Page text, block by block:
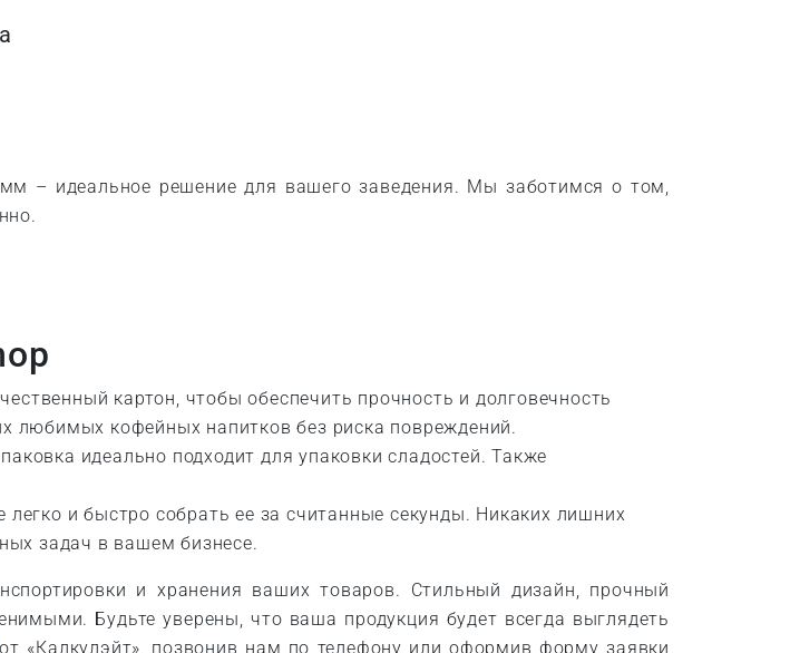
– идеальное решение для вашего заведения. Мы заботимся о том,
картон, чтобы обеспечить прочность и долговечность
любимых кофейных напитков без риска повреждений.
идеально подходит для упаковки сладостей. Также
и быстро собрать ее за считанные секунды. Никаких лишних
задач в вашем бизнесе.
и хранения ваших товаров. Стильный дизайн, прочный
Будьте уверены, что ваша продукция будет всегда выглядеть
от «Калкулэйт», позвонив нам по телефону или оформив форму заявки